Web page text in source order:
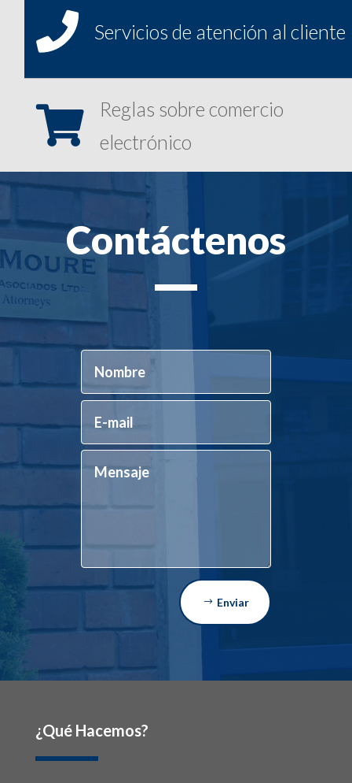
 Servicios de atención al cliente

Reglas sobre comercio
electrónico
Contáctenos
Enviar
¿Qué Hacemos?